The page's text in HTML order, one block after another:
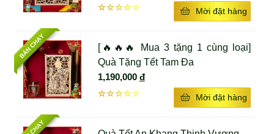
không gây đau đầu, nóng gan, hại thận.
Rượu Đông Trùng Hạ Thảo có tác dụng:
Giúp tăng cường sinh lý nam giới
Tăng cường hệ miễn dịch
Hỗ trợ điều trị ung thư
Hỗ trợ tăng cường sức khỏe hô hấp
☆☆☆☆☆ Mời đặt hàng
[🔥🔥🔥 Mua 3 tặng 1 cùng loại]
Quà Tặng Tết Tam Đa
1,190,000 đ
☆☆☆☆☆ Mời đặt hàng
BÁN CHẠY